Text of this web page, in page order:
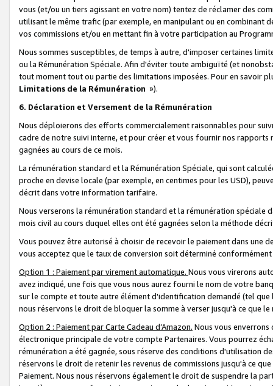
vous (et/ou un tiers agissant en votre nom) tentez de réclamer des
utilisant le même trafic (par exemple, en manipulant ou en combinant
vos commissions et/ou en mettant fin à votre participation au
Nous sommes susceptibles, de temps à autre, d'imposer certaines
ou la Rémunération Spéciale. Afin d'éviter toute ambiguïté (et
tout moment tout ou partie des limitations imposées. Pour en savoir
Limitations de la Rémunération »).
6. Déclaration et Versement de la Rémunération
Nous déploierons des efforts commercialement raisonnables pour
cadre de notre suivi interne, et pour créer et vous fournir nos
gagnées au cours de ce mois.
La rémunération standard et la Rémunération Spéciale, qui sont
proche en devise locale (par exemple, en centimes pour les USD),
décrit dans votre information tarifaire.
Nous verserons la rémunération standard et la rémunération spéciale
mois civil au cours duquel elles ont été gagnées selon la méthode
Vous pouvez être autorisé à choisir de recevoir le paiement dans une
vous acceptez que le taux de conversion soit déterminé
Option 1 : Paiement par virement automatique. Nous vous virerons
avez indiqué, une fois que vous nous aurez fourni le nom de votre
sur le compte et toute autre élément d'identification demandé (tel que
nous réservons le droit de bloquer la somme à verser jusqu'à ce que
Option 2 : Paiement par Carte Cadeau d’Amazon. Nous vous
électronique principale de votre compte Partenaires. Vous pourrez
rémunération a été gagnée, sous réserve des conditions d'utilisation
réservons le droit de retenir les revenus de commissions jusqu'à ce
Paiement. Nous nous réservons également le droit de suspendre la